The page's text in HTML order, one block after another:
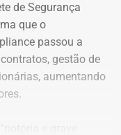
de Segurança
que o
passou a
gestão de
aumentando